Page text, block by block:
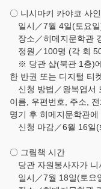
〇 니시마키 카야코 사
일시／7월 4일(토요
장소／히메지문학관
정원／100명 (각 회
※ 당관 샵(북관 1층)
한 반권 또는 디지털 티
신청 방법／왕복엽서
이름, 우편번호, 주소,
명기 후 히메지문학관
신청 마감／6월 16일(
〇 그림책 시간
당관 자원봉사자가 니
일시／7월 18일(토요